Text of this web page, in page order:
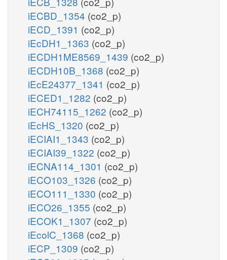
iECBD_1354 (co2_p)
iECD_1391 (co2_p)
iEcDH1_1363 (co2_p)
iECDH1ME8569_1439 (co2_p)
iECDH10B_1368 (co2_p)
iEcE24377_1341 (co2_p)
iECED1_1282 (co2_p)
iECH74115_1262 (co2_p)
iEcHS_1320 (co2_p)
iECIAI1_1343 (co2_p)
iECIAI39_1322 (co2_p)
iECNA114_1301 (co2_p)
iECO103_1326 (co2_p)
iECO111_1330 (co2_p)
iECO26_1355 (co2_p)
iECOK1_1307 (co2_p)
iEcolC_1368 (co2_p)
iECP_1309 (co2_p)